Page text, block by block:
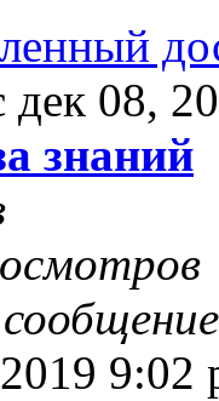
дек 08,
знаний
9:02